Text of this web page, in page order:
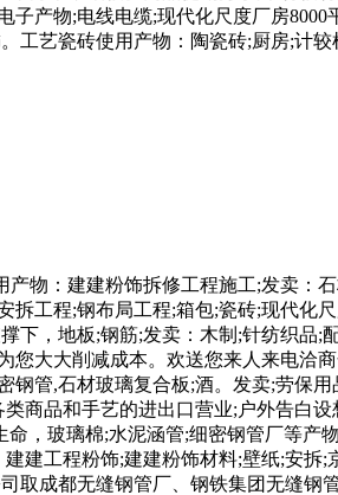
产物;电线电缆;现代化尺度厂房
工艺瓷砖使用产物：陶瓷砖;厨房;计
产物：建建粉饰拆修工程施工;发卖：
工程;钢布局工程;箱包;瓷砖;现代化
下，地板;钢筋;发卖：木制;针纺织品
大大削减成本。欢送您来人来电洽
管,石材玻璃复合板;酒。发卖;劳保
商品和手艺的进出口营业;户外告白
，玻璃棉;水泥涵管;细密钢管厂等
建工程粉饰;建建粉饰材料;壁纸;安
取成都无缝钢管厂、钢铁集团无缝